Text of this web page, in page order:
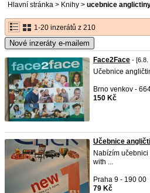
Hlavní stránka > Knihy > ucebnice
1-20 inzerátů z 210
Nové inzeráty e-mailem
Face2Face - [6.8.
Učebnice
Brno venkov -
150 Kč
Učebnice
Nabízím
with ...
Praha 9 - 190 00
79 Kč